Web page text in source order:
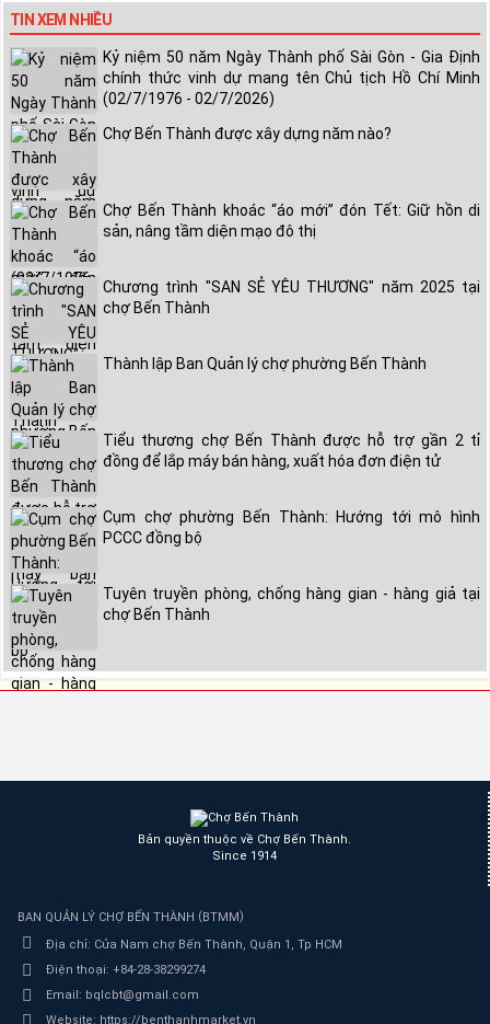
TIN XEM NHIỀU
Kỷ niệm 50 năm Ngày Thành phố Sài Gòn - Gia Định
chính thức vinh dự mang tên Chủ tịch Hồ Chí Minh
(02/7/1976 - 02/7/2026)
Chợ Bến Thành được xây dựng năm nào?
Chợ Bến Thành khoác “áo mới” đón Tết: Giữ hồn di
sản, nâng tầm diện mạo đô thị
Chương trình "SAN SẺ YÊU THƯƠNG" năm 2025 tại
chợ Bến Thành
Thành lập Ban Quản lý chợ phường Bến Thành
Tiểu thương chợ Bến Thành được hỗ trợ gần 2 tỉ
đồng để lắp máy bán hàng, xuất hóa đơn điện tử
Cụm chợ phường Bến Thành: Hướng tới mô hình
PCCC đồng bộ
Tuyên truyền phòng, chống hàng gian - hàng giả tại
chợ Bến Thành
Bản quyền thuộc về Chợ Bến Thành.
Since 1914
BAN QUẢN LÝ CHỢ BẾN THÀNH (BTMM)
Địa chỉ: Cửa Nam chợ Bến Thành, Quận 1, Tp HCM
Điện thoại: +84-28-38299274
Email: bqlcbt@gmail.com
Website: https://benthanhmarket.vn